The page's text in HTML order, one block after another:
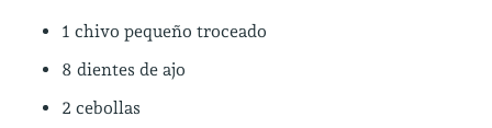
1 chivo pequeño troceado
8 dientes de ajo
2 cebollas